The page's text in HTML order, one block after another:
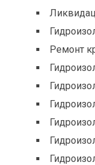
Ремонт